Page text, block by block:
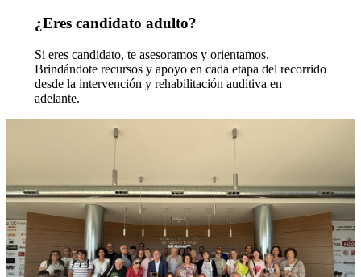
¿Eres candidato adulto?
Si eres candidato, te asesoramos y orientamos.
Brindándote recursos y apoyo en cada etapa del recorrido
desde la intervención y rehabilitación auditiva en
adelante.